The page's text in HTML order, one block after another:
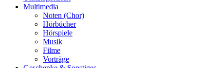
Multimedia
Noten (Chor)
Hörbücher
Hörspiele
Musik
Filme
Vorträge